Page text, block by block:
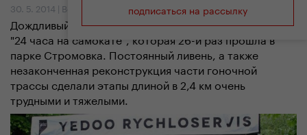
подписаться на рассылку
30. 5. 2014 | Вендула Кошикова
Дождливый ад. Только так мы могли бы назвать гонку
"24 часа на самокате", которая 26-й раз прошла в
парке Стромовка. Постоянный ливень, а также
незаконченная реконструкция части гоночной
трассы сделали этапы длиной в 2,4 км очень
трудными и тяжелыми.